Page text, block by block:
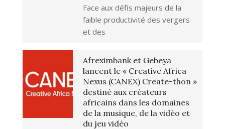
Face aux défis majeurs de la
faible productivité des vergers
et des
Afreximbank et Gebeya
lancent le « Creative Africa
Nexus (CANEX) Create-thon »
destiné aux créateurs
africains dans les domaines
de la musique, de la vidéo et
du jeu vidéo